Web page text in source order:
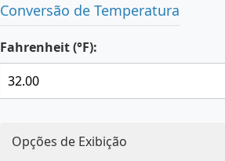
Conversão de Temperatura
Fahrenheit (°F):
Opções de Exibição